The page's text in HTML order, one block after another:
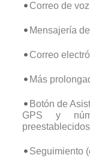
Correo de
Mensajería
Correo
Más
Botón de
GPS y
Seguimiento